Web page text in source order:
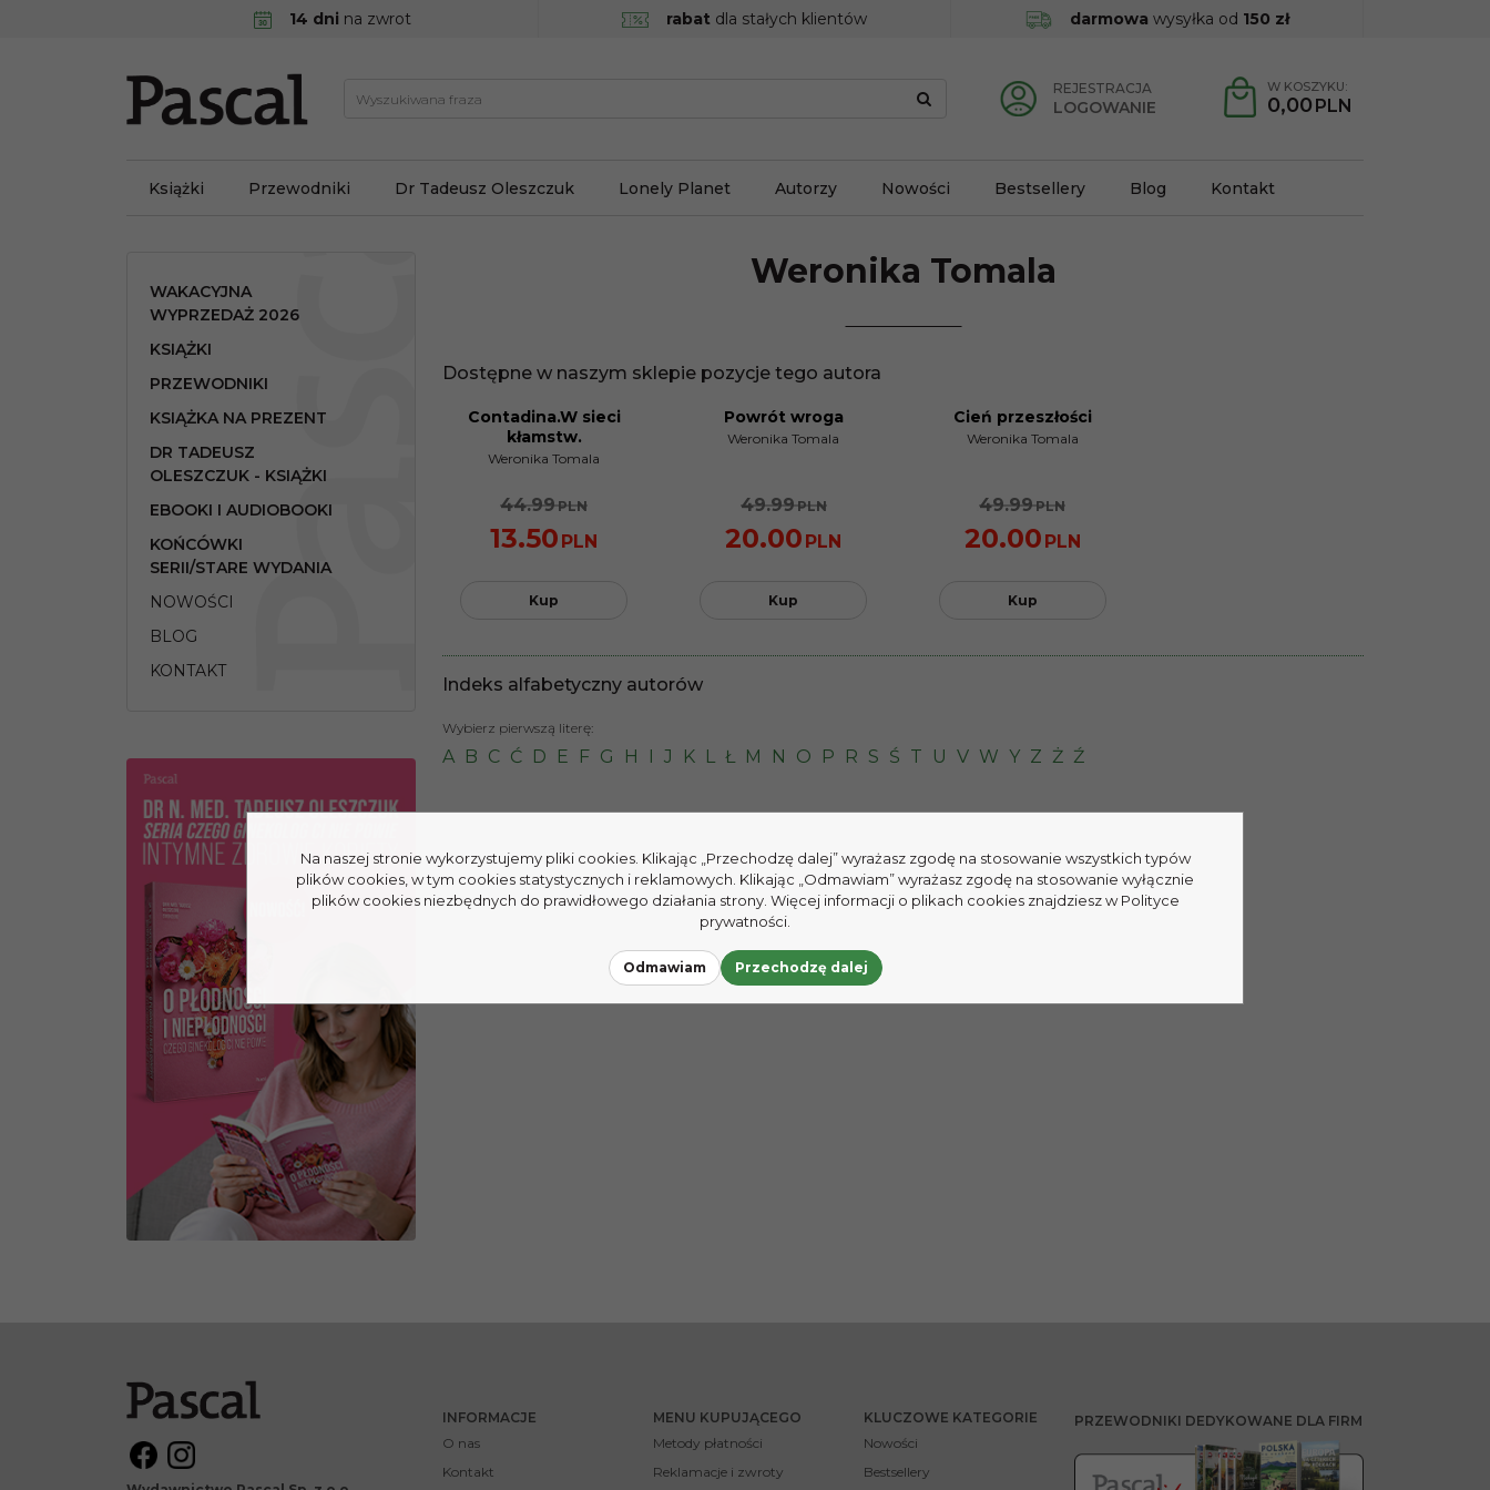
14 dni na zwrot rabat dla stałych klientów darmowa wysyłka od 150 zł
REJESTRACJA
LOGOWANIE
W KOSZYKU:
0,00 PLN
Książki Przewodniki Dr Tadeusz Oleszczuk Lonely Planet Autorzy Nowości Bestsellery Blog Kontakt
Weronika Tomala
Dostępne w naszym sklepie pozycje tego autora
PROMOCJA
Contadina.W sieci
kłamstw.
Weronika Tomala
44.99PLN
13.50 PLN
Kup
Powrót wroga
Weronika Tomala
49.99PLN
20.00 PLN
Kup
Cień przeszłości
Weronika Tomala
49.99PLN
20.00 PLN
Kup
Indeks alfabetyczny autorów
Wybierz pierwszą literę:
A B C Ć D E F G H I J K L Ł M N O P R S Ś T U V W Y Z Ż Ź
WAKACYJNA
WYPRZEDAŻ 2026
KSIĄŻKI
PRZEWODNIKI
KSIĄŻKA NA PREZENT
DR TADEUSZ
OLESZCZUK - KSIĄŻKI
EBOOKI I AUDIOBOOKI
KOŃCÓWKI
SERII/STARE WYDANIA
NOWOŚCI
BLOG
KONTAKT
INFORMACJE
O nas
Kontakt
MENU KUPUJĄCEGO
Metody płatności
Reklamacje i zwroty
KLUCZOWE KATEGORIE
Nowości
Bestsellery
PRZEWODNIKI DEDYKOWANE DLA FIRM
Na naszej stronie wykorzystujemy pliki cookies. Klikając „Przechodzę dalej” wyrażasz zgodę na stosowanie wszystkich typów
plików cookies, w tym cookies statystycznych i reklamowych. Klikając „Odmawiam” wyrażasz zgodę na stosowanie wyłącznie
plików cookies niezbędnych do prawidłowego działania strony. Więcej informacji o plikach cookies znajdziesz w Polityce
prywatności.
Odmawiam Przechodzę dalej